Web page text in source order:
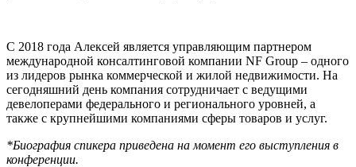
С 2018 года Алексей является управляющим партнером
международной консалтинговой компании NF Group – одного
из лидеров рынка коммерческой и жилой недвижимости. На
сегодняшний день компания сотрудничает с ведущими
девелоперами федерального и регионального уровней, а
также с крупнейшими компаниями сферы товаров и услуг.
*Биография спикера приведена на момент его выступления в
конференции.